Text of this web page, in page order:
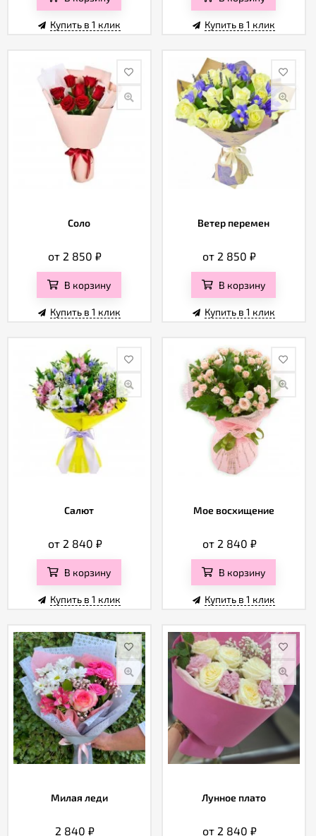
Купить в 1 клик Купить в 1 клик
Соло
от 2 850₽
В корзину
Купить в 1 клик
Ветер перемен
от 2 850₽
В корзину
Купить в 1 клик
Салют
от 2 840 ₽
В корзину
Купить в 1 клик
Мое восхищение
от 2 840 ₽
В корзину
Купить в 1 клик
Милая леди
2 840₽
Лунное плато
от 2 840 ₽